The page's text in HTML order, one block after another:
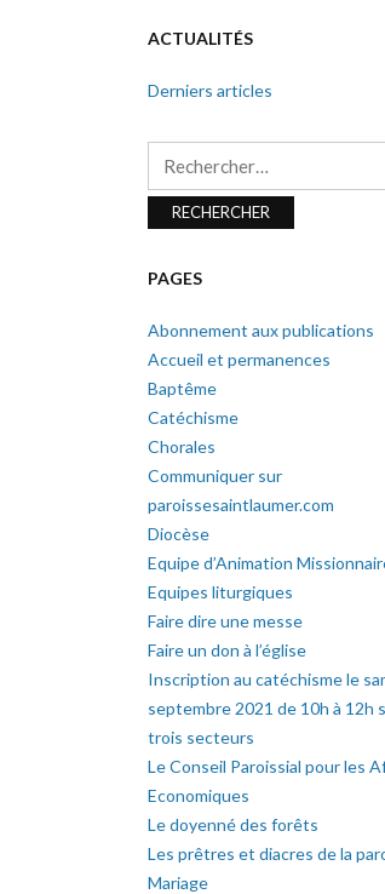
ACTUALITÉS
Derniers articles
PAGES
Abonnement aux publications
Accueil et permanences
Baptême
Catéchisme
Chorales
Communiquer sur
paroissesaintlaumer.com
Diocèse
Equipe d’Animation
Equipes liturgiques
Faire dire une messe
Faire un don à l’église
Inscription au catéchisme le
septembre 2021 de 10h à 12h
trois secteurs
Le Conseil Paroissial pour les
Economiques
Le doyenné des forêts
Les prêtres et diacres de la
Mariage